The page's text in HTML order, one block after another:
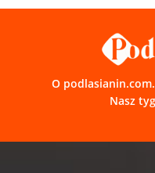
O
Nasz